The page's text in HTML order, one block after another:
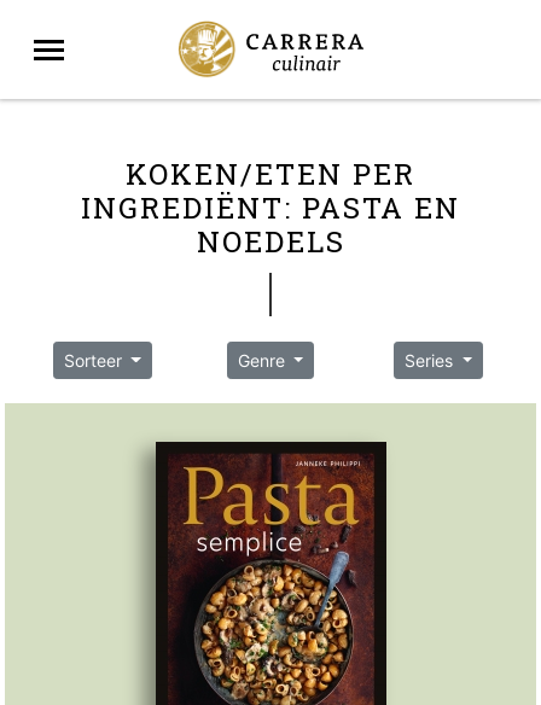
KOKEN/ETEN PER
INGREDIËNT: PASTA EN
NOEDELS
Sorteer Genre Series